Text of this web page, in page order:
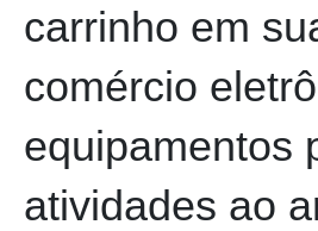
carrinho em
comércio
equipamentos
atividades ao